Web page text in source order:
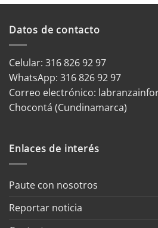
Datos de contacto
Celular: 316 826 92 97
WhatsApp: 316 826 92 97
Correo electrónico:
Chocontá (Cundinamarca)
Enlaces de interés
Paute con nosotros
Reportar noticia